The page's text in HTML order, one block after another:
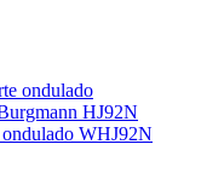
ondulado WHJ92N